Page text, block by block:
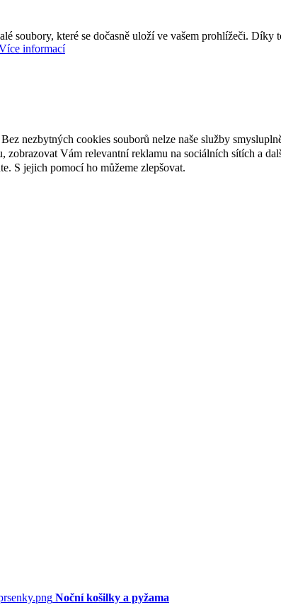
soubory, které se dočasně uloží ve vašem prohlížeči.
informací
nezbytných cookies souborů nelze naše služby
Vám relevantní reklamu na sociálních sítích a
S jejich pomocí ho můžeme zlepšovat.
Noční košilky a pyžama